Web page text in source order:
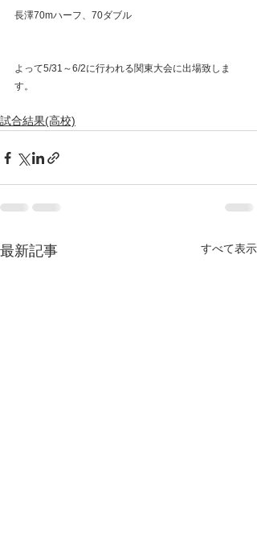
長澤70mハーフ、70ダブル
よって5/31～6/2に行われる関東大会に出場致しま
す。
試合結果(高校)
最新記事 すべて表示